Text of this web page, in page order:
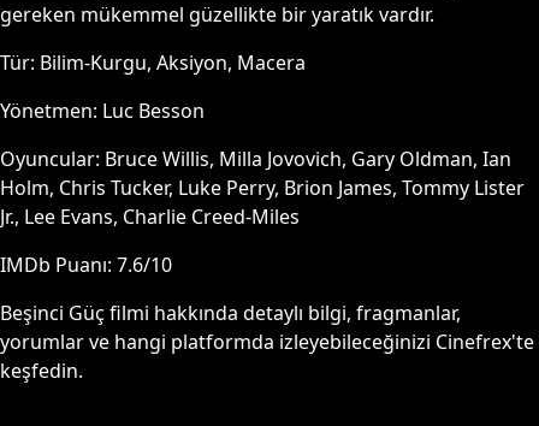
gereken mükemmel güzellikte bir yaratık vardır.
Tür: Bilim-Kurgu, Aksiyon, Macera
Yönetmen: Luc Besson
Oyuncular: Bruce Willis, Milla Jovovich, Gary Oldman, Ian
Holm, Chris Tucker, Luke Perry, Brion James, Tommy Lister
Jr., Lee Evans, Charlie Creed-Miles
IMDb Puanı: 7.6/10
Beşinci Güç filmi hakkında detaylı bilgi, fragmanlar,
yorumlar ve hangi platformda izleyebileceğinizi Cinefrex'te
keşfedin.